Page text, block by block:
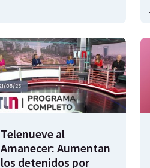
Telenueve al
Amanecer: Aumentan
los detenidos por